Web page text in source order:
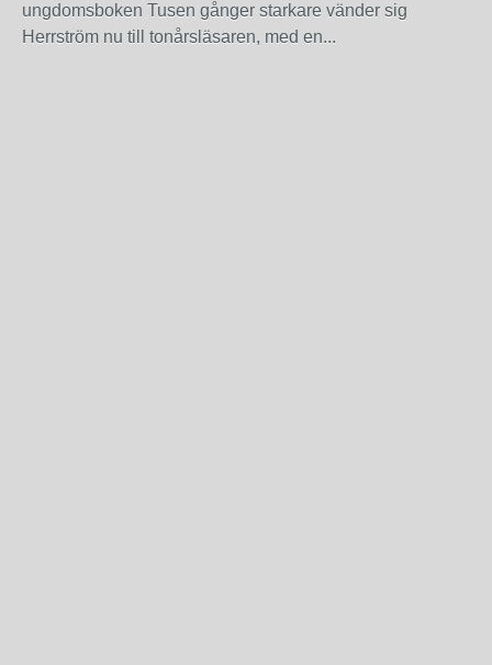
ungdomsboken Tusen gånger starkare vänder sig
Herrström nu till tonårsläsaren, med en...